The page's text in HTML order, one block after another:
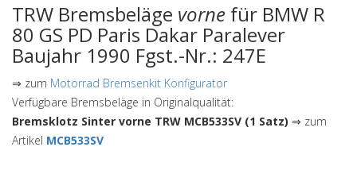
TRW Bremsbeläge vorne für BMW R
80 GS PD Paris Dakar Paralever
Baujahr 1990 Fgst.-Nr.: 247E
⇒ zum Motorrad Bremsenkit Konfigurator
Verfügbare Bremsbeläge in Originalqualität:
Bremsklotz Sinter vorne TRW MCB533SV (1 Satz) ⇒ zum
Artikel MCB533SV